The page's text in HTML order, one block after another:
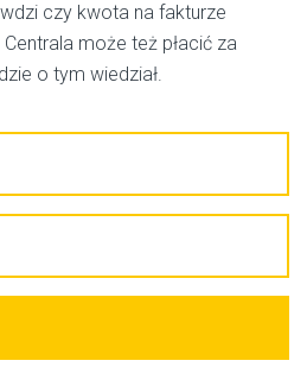
czy kwota na fakturze
może też płacić za
o tym wiedział.